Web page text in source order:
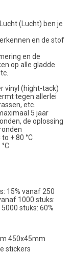
(Lucht) ben je
en de stof
en de
op alle gladde
vinyl (hight-tack)
tegen allerlei
etc.
5 jaar
de oplossing
+ 80 °C
15% vanaf 250
1000 stuks:
stuks: 60%
450x45mm
stickers